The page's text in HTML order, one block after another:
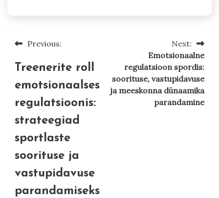
Post
navigation
Previous:
Treenerite roll
emotsionaalses
regulatsioonis:
strateegiad
sportlaste
soorituse ja
vastupidavuse
parandamiseks
Next:
Emotsionaalne
regulatsioon spordis:
soorituse, vastupidavuse
ja meeskonna dünaamika
parandamine